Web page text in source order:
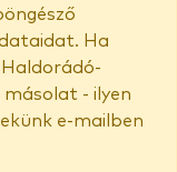
Ha
másolat - ilyen
e-mailben